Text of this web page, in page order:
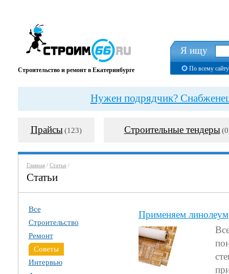
Строительство и ремонт в Екатеринбурге
Я ищу
По всему сайту
Нужен подрядчик?
Прайсы (123) Строительные тендеры
Главная/ Статьи/
Статьи
Все
Строительство
Ремонт
Советы
Интервью
Применяем линолеум